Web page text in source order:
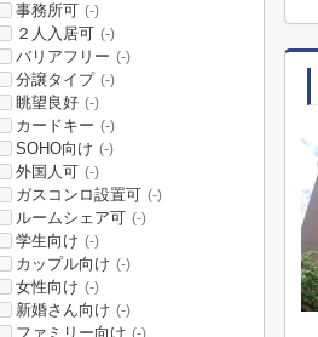
事務所可 (-)
２人入居可 (-)
バリアフリー (-)
分譲タイプ (-)
眺望良好 (-)
カードキー (-)
SOHO向け (-)
外国人可 (-)
ガスコンロ設置可 (-)
ルームシェア可 (-)
学生向け (-)
カップル向け (-)
女性向け (-)
新婚さん向け (-)
ファミリー向け (-)